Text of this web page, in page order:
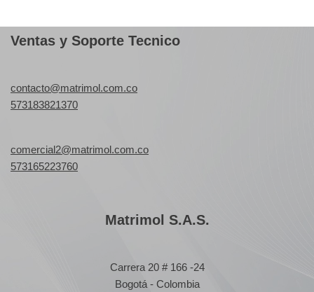
Ventas y Soporte Tecnico
contacto@matrimol.com.co
573183821370
comercial2@matrimol.com.co
573165223760
Matrimol S.A.S.
Carrera 20 # 166 -24
Bogotá - Colombia